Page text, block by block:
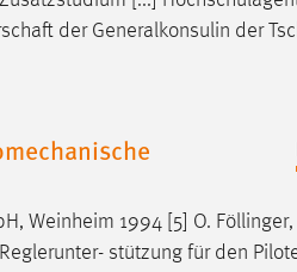
der Generalkonsulin der
Weinheim 1994 [5] O. Föllinger,
stützung für den